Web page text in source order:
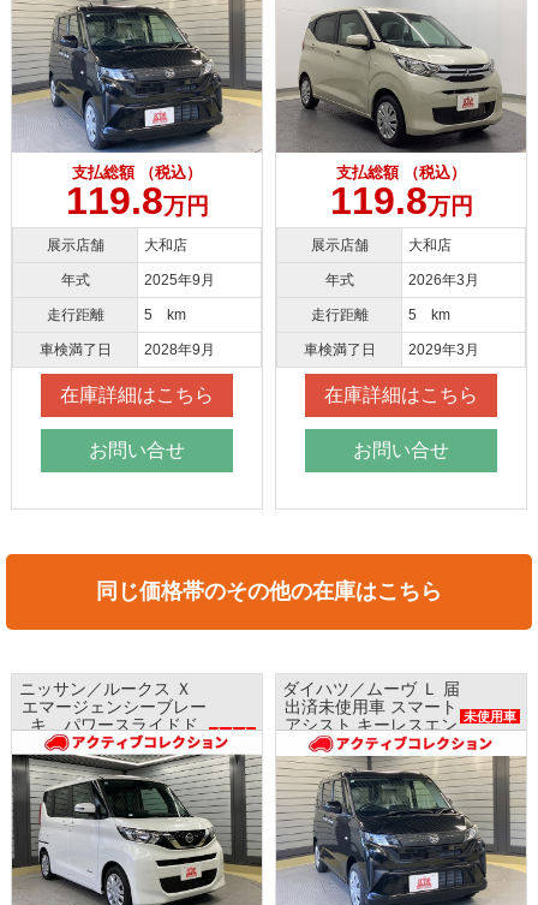
支払総額 （税込）
119.8万円
展示店舗 大和店
年式 2025年9月
走行距離 5 km
車検満了日 2028年9月
在庫詳細はこちら
お問い合せ
支払総額 （税込）
119.8万円
展示店舗 大和店
年式 2026年3月
走行距離 5 km
車検満了日 2029年3月
在庫詳細はこちら
お問い合せ
同じ価格帯のその他の在庫はこちら
ニッサン／ルークス Ｘ
エマージェンシーブレー
キ パワースライドド
ア ナビ アラウンドビ
ューモニター ETC
レンタアップ
中古車
ダイハツ／ムーヴ Ｌ 届
出済未使用車 スマート
アシスト キーレスエン
トリー
未使用車